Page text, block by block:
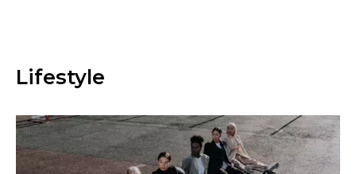
Lifestyle